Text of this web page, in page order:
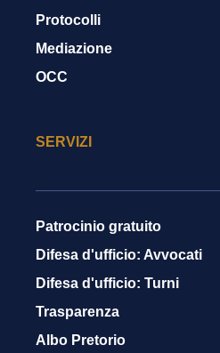
Protocolli
Mediazione
OCC
SERVIZI
Patrocinio gratuito
Difesa d'ufficio: Avvocati
Difesa d'ufficio: Turni
Trasparenza
Albo Pretorio